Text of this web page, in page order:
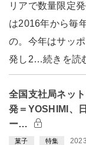
リアで数量限定
は2016年から毎
の。今年はサッ
発し2…続きを読
全国支社局ネッ
発＝YOSHIMI、
ー…
菓子 特集